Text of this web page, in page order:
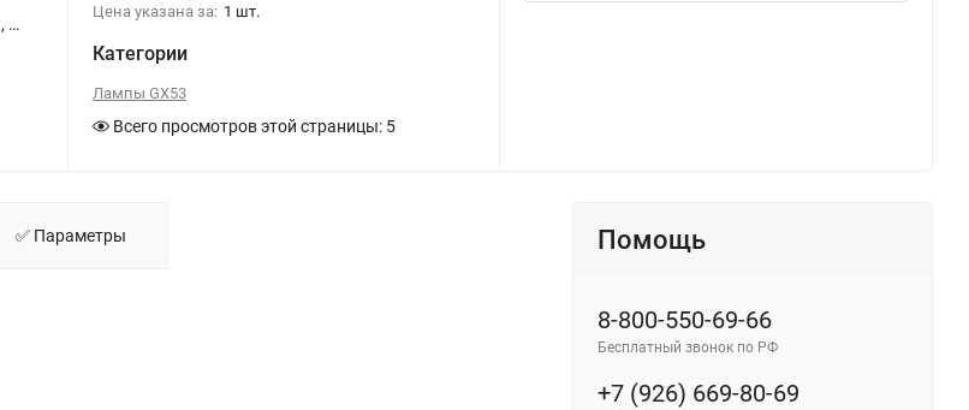
LED-GX53-15W-4000K-GX53-FR-NR SET10 Лампа светодиодная, матовая, Серия Norma, Белый свет 4000K, Упаковка 10 штук - фото 1
Цена указана за: 1 шт.
Категории
Лампы GX53
Всего просмотров этой страницы: 5
✅ Параметры Помощь
8-800-550-69-66
Бесплатный звонок по РФ
+7 (926) 669-80-69